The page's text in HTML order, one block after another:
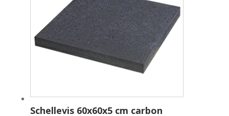
Schellevis 60x60x5 cm carbon